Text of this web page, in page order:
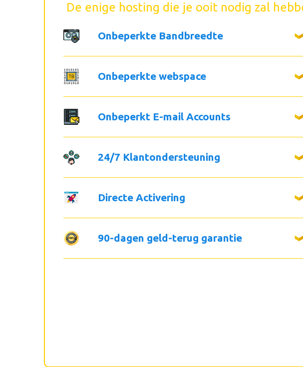
De enige hosting die je ooit nodig zal
Onbeperkte Bandbreedte
Onbeperkte webspace
Onbeperkt E-mail Accounts
24/7 Klantondersteuning
Directe Activering
90-dagen geld-terug garantie